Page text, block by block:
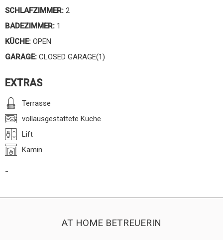
SCHLAFZIMMER: 2
BADEZIMMER: 1
KÜCHE: OPEN
GARAGE: CLOSED GARAGE(1)
EXTRAS
Terrasse
vollausgestattete Küche
Lift
Kamin
-
AT HOME BETREUERIN